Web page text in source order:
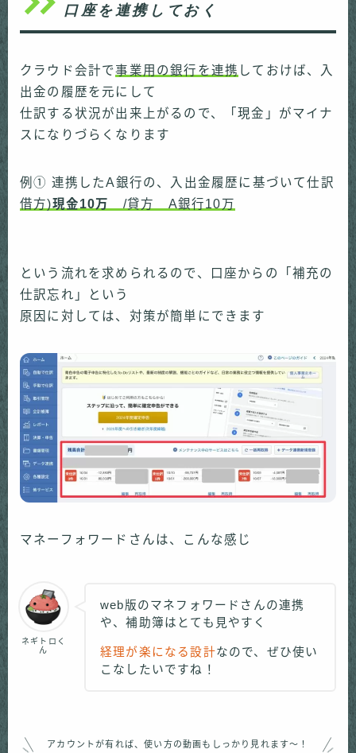
口座を連携しておく
クラウド会計で事業用の銀行を連携 しておけば、入
出金の履歴を元にして
仕訳する状況が出来上がるので、「現金」がマイナ
スになりづらくなります
例① 連携したA銀行の、入出金履歴に基づいて仕訳
借方)現金10万 /貸方 A銀行10万
という流れを求められるので、
口座からの「補充の
仕訳忘れ」
という
原因に対しては、対策が簡単にできます
マネーフォワードさんは、こんな感じ
ネギトロく
ん
web版のマネフォワードさんの連携
や、補助簿はとても見やすく
経理が楽になる設計なので、ぜひ使い
こなしたいですね！
アカウントが有れば、使い方の動画もしっかり見れます〜！